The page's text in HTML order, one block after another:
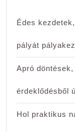
Édes
pályát
Apró
érdeklődésből
Hol praktikus